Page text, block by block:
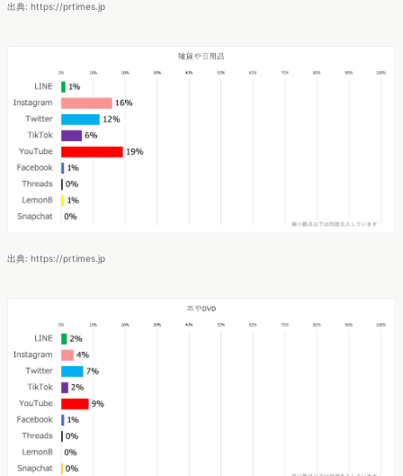
出典: https://prtimes.jp
出典: https://prtimes.jp